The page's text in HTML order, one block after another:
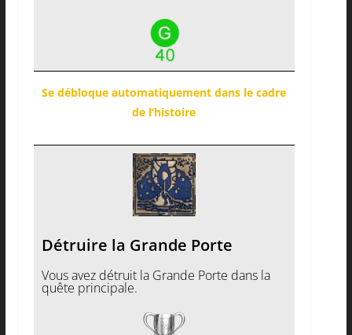
Se débloque automatiquement dans le cadre
de l’histoire
Détruire la Grande Porte
Vous avez détruit la Grande Porte dans la
quête principale.